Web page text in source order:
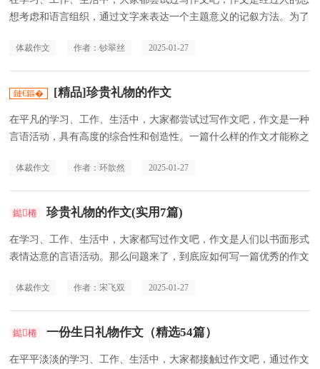
想考虑和语言组织，通过文字来表达一个主题意义的记叙方法。为了
体裁作文 作者：钞翠丝 2025-01-27
[精品]珍贵礼物的作文
在平凡的学习、工作、生活中，大家都尝试过写作文吧，作文是一种
言语活动，具有高度的综合性和创造性。一篇什么样的作文才能称之
体裁作文 作者：环歆然 2025-01-27
珍贵礼物的作文(实用7篇)
在学习、工作、生活中，大家都写过作文吧，作文是人们以书面形式
表情达意的言语活动。那么问题来了，到底应如何写一篇优秀的作文
体裁作文 作者：宋飞双 2025-01-27
一份生日礼物作文（精选54篇）
在平平淡淡的学习、工作、生活中，大家都接触过作文吧，通过作文